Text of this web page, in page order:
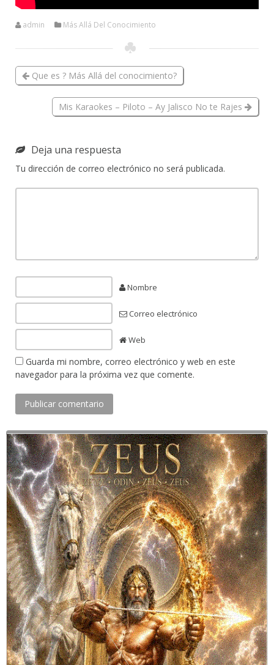
admin Más Allá Del Conocimiento
Que es ? Más Allá del conocimiento?
Mis Karaokes – Piloto – Ay Jalisco No te Rajes
Deja una respuesta
Tu dirección de correo electrónico no será publicada.
Nombre
Correo electrónico
Web
Guarda mi nombre, correo electrónico y web en este
navegador para la próxima vez que comente.